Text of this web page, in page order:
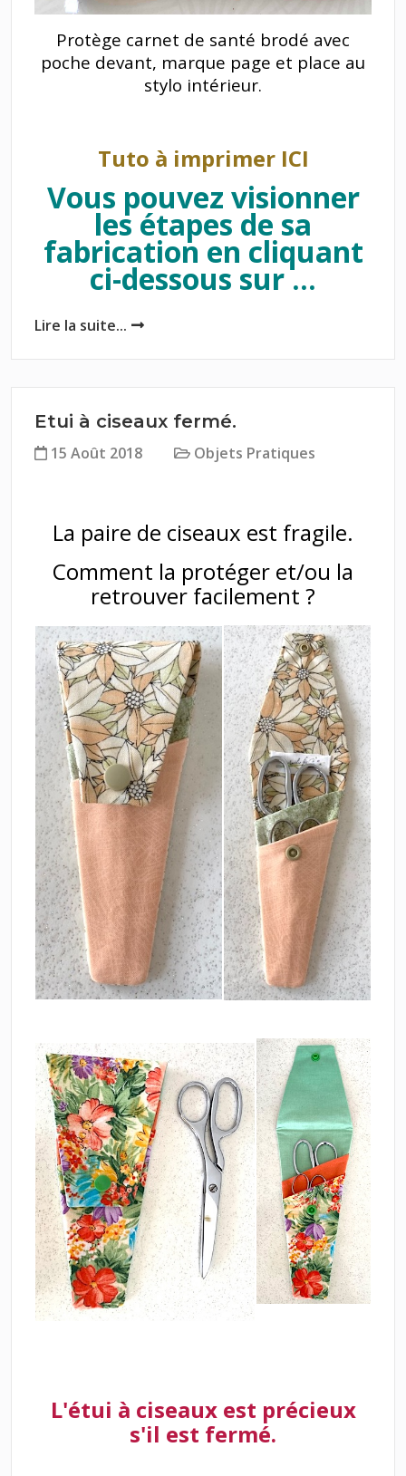
Protège carnet de santé brodé avec
poche devant, marque page et place au
stylo intérieur.
Tuto à imprimer ICI
Vous pouvez visionner
les étapes de sa
fabrication en cliquant
ci-dessous sur ...
Lire la suite...
Etui à ciseaux fermé.
Objets Pratiques
15 Août 2018
La paire de ciseaux est fragile.
Comment la protéger et/ou la
retrouver facilement ?
L'étui à ciseaux est précieux
s'il est fermé.